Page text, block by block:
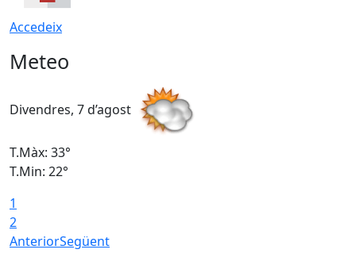
Accedeix
Meteo
Divendres, 7 d’agost
T.Màx: 33°
T.Min: 22°
1
2
AnteriorSegüent